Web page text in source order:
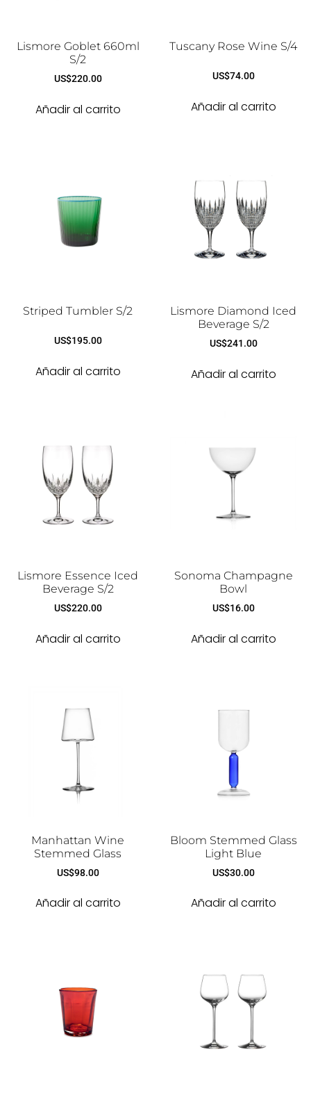
Lismore Goblet 660ml
S/2
US$220.00
Añadir al carrito
Tuscany Rose Wine S/4
US$74.00
Añadir al carrito
Striped Tumbler S/2
US$195.00
Añadir al carrito
Lismore Diamond Iced
Beverage S/2
US$241.00
Añadir al carrito
Lismore Essence Iced
Beverage S/2
US$220.00
Añadir al carrito
Sonoma Champagne
Bowl
US$16.00
Añadir al carrito
Manhattan Wine
Stemmed Glass
US$98.00
Añadir al carrito
Bloom Stemmed Glass
Light Blue
US$30.00
Añadir al carrito